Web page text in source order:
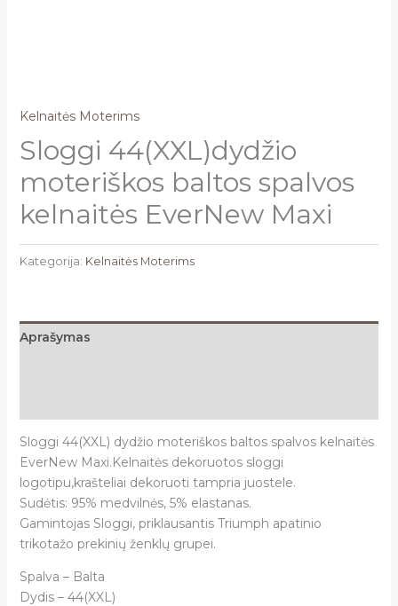
Kelnaitės Moterims
Sloggi 44(XXL)dydžio
moteriškos baltos spalvos
kelnaitės EverNew Maxi
Kategorija: Kelnaitės Moterims
Aprašymas
Sloggi 44(XXL) dydžio moteriškos baltos spalvos kelnaitės
EverNew Maxi.Kelnaitės dekoruotos sloggi
logotipu,krašteliai dekoruoti tampria juostele.
Sudėtis: 95% medvilnės, 5% elastanas.
Gamintojas Sloggi, priklausantis Triumph apatinio
trikotažo prekinių ženklų grupei.
Spalva – Balta
Dydis – 44(XXL)